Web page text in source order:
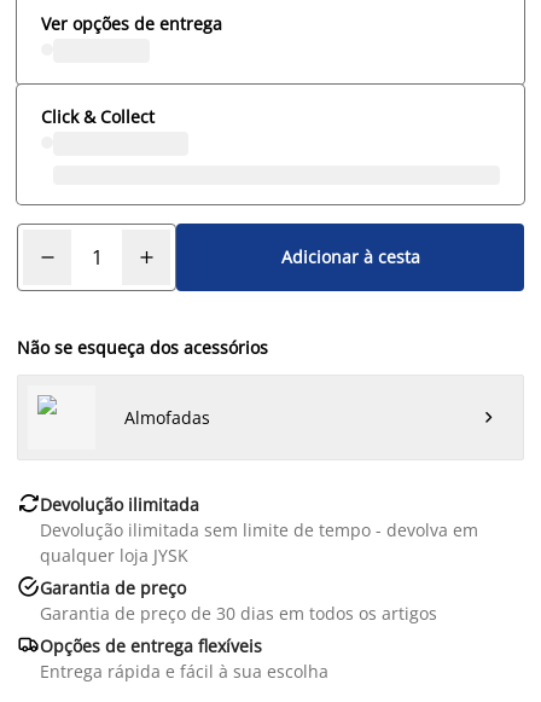
Ver opções de entrega
Click & Collect
Adicionar à cesta
Não se esqueça dos acessórios
Almofadas 
Devolução ilimitada
Devolução ilimitada sem limite de tempo - devolva em
qualquer loja JYSK
Garantia de preço
Garantia de preço de 30 dias em todos os artigos
Opções de entrega flexíveis
Entrega rápida e fácil à sua escolha